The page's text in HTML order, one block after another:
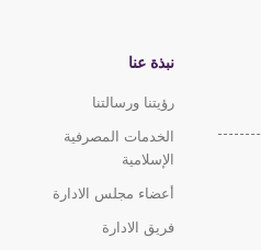
نبذة عنا
رؤيتنا ورسالتنا
الخدمات المصرفية
الإسلامية
أعضاء مجلس الادارة
فريق الادارة